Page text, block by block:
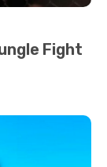
Fight